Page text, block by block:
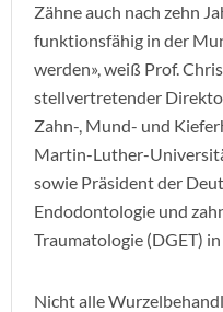
Zähne auch nach zehn
funktionsfähig in der
werden», weiß Prof.
stellvertretender
Zahn-, Mund- und
Martin-Luther-
sowie Präsident der
Endodontologie und
Traumatologie (DGET) in
Nicht alle